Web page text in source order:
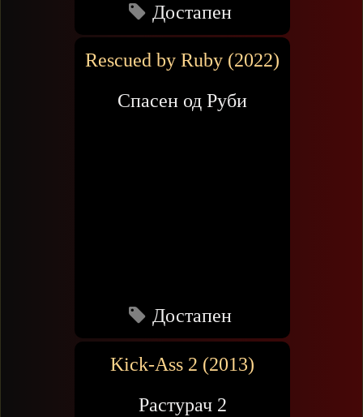
Достапен
Rescued by Ruby (2022)
Спасен од Руби
Достапен
Kick-Ass 2 (2013)
Растурач 2